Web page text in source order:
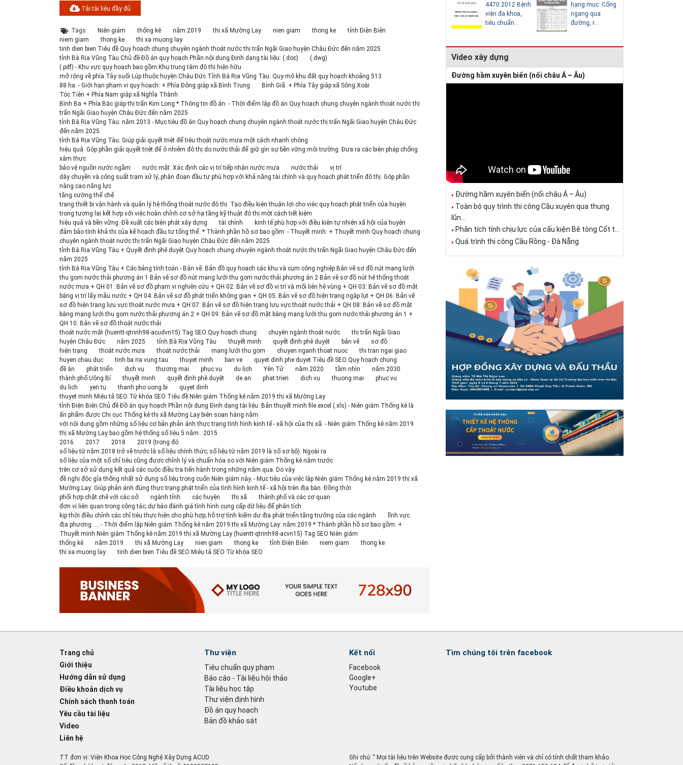
Tải tài liệu đầy đủ
Tags Niên giám thống kê năm 2019 thị xã Mường Lay nien giam thong ke
tỉnh Điện Biên
niem giam
thong ke
thi xa muong lay
tinh dien bien Tiêu đề Quy hoạch chung chuyên ngành thoát nước thị trấn Ngãi Giao huyện Châu Đức đến năm 2025
tỉnh Bà Rịa Vũng Tàu Chủ đề Đồ án quy hoạch Phần nội dung Định dạng tài liệu: (.doc)
(.dwg)
(.pdf) - Khu vực quy hoạch bao gồm Khu trung tâm đô thị hiện hữu
mở rộng về phía Tây suối Lúp thuộc huyện Châu Đức Tỉnh Bà Rịa Vũng Tàu. Quy mô khu đất quy hoạch khoảng 513
88 ha. - Giới hạn phạm vi quy hoạch: + Phía Đông giáp xã Bình Trung
Bình Giã. + Phía Tây giáp xã Sông Xoài
Tóc Tiên + Phía Nam giáp xã Nghĩa Thành
Bình Ba + Phía Bắc giáp thị trấn Kim Long * Thông tin đồ án: - Thời điểm lập đồ án Quy hoạch chung chuyên ngành thoát nước thị
trấn Ngãi Giao huyện Châu Đức đến năm 2025
tỉnh Bà Rịa Vũng Tàu: năm 2013 - Mục tiêu đồ án Quy hoạch chung chuyên ngành thoát nước thị trấn Ngãi Giao huyện Châu Đức
đến năm 2025
tỉnh Bà Rịa Vũng Tàu: Giúp giải quyết triệt để tiêu thoát nước mưa một cách nhanh chóng
hiệu quả. Góp phần giải quyết triệt để ô nhiễm đô thị do nước thải để giữ gìn sự bền vững môi trường. Đưa ra các biện pháp chống
xâm thực
bảo vệ nguồn nước ngầm
nước mặt. Xác định các vị trí tiếp nhận nước mưa nước thải
vị trí
dây chuyền và công suất trạm xử lý; phân đoạn đầu tư phù hợp với khả năng tài chính và quy hoạch phát triển đô thị. Góp phần
nâng cao năng lực
tăng cường thể chế
trang thiết bị vận hành và quản lý hệ thống thoát nước đô thị. Tạo điều kiện thuận lợi cho việc quy hoạch phát triển của huyện
trong tương lai kết hợp với việc hoàn chỉnh cơ sở hạ tầng kỹ thuật đô thị một cách tiết kiệm
hiệu quả và bền vững. Đề xuất các biện phát xây dựng
tài chính
kinh tế phù hợp với điều kiện tự nhiên xã hội của huyện
đảm bảo tính khả thi của kế hoạch đầu tư tổng thể. * Thành phần hồ sơ bao gồm: - Thuyết minh: + Thuyết minh Quy hoạch chung
chuyên ngành thoát nước thị trấn Ngãi Giao huyện Châu Đức đến năm 2025
tỉnh Bà Rịa Vũng Tàu + Quyết định phê duyệt Quy hoạch chung chuyên ngành thoát nước thị trấn Ngãi Giao huyện Châu Đức đến
năm 2025
tỉnh Bà Rịa Vũng Tàu + Các bảng tính toán - Bản vẽ: Bản đồ quy hoạch các khu và cụm công nghiệp Bản vẽ sơ đồ nút mạng lưới
thu gom nước thải phương án 1 Bản vẽ sơ đồ nút mạng lưới thu gom nước thải phương án 2 Bản vẽ sơ đồ nút hệ thống thoát
nước mưa + QH 01: Bản vẽ sơ đồ phạm vi nghiên cứu + QH 02: Bản vẽ sơ đồ vị trí và mối liên hệ vùng + QH 03: Bản vẽ sơ đồ mặt
bằng vị trí lấy mẫu nước + QH 04: Bản vẽ sơ đồ phát triển không gian + QH 05: Bản vẽ sơ đồ hiện trạng ngập lụt + QH 06: Bản vẽ
sơ đồ hiện trạng lưu vực thoát nước mưa + QH 07: Bản vẽ sơ đồ hiện trạng lưu vực thoát nước thải + QH 08: Bản vẽ sơ đồ mặt
bằng mạng lưới thu gom nước thải phương án 2 + QH 09: Bản vẽ sơ đồ mặt bằng mạng lưới thu gom nước thải phương án 1 +
QH 10: Bản vẽ sơ đồ thoát nước thải
thoát nước mặt (huentt-qtrinh98-acudvn15) Tag SEO Quy hoạch chung
chuyên ngành thoát nước
thị trấn Ngãi Giao
huyện Châu Đức
năm 2025 tỉnh Bà Rịa Vũng Tàu thuyết minh quyết định phê duyệt bản vẽ
sơ đồ
hiện trạng
thoát nước mưa thoát nước thải mạng lưới thu gom chuyen nganh thoat nuoc
thi tran ngai giao
huyen chau duc
tinh ba ria vung tau thuyet minh ban ve
quyet dinh phe duyet Tiêu đề SEO Quy hoạch chung
đề án
phát triển dịch vụ thương mại phục vụ du lịch Yên Tử năm 2020 tầm nhìn
năm 2030
thành phố Uông Bí
thuyết minh quyết định phê duyệt de an phat trien dich vu thuong mai
phuc vu
du lich
yen tu thanh pho uong bi
quyet dinh
thuyet minh Miêu tả SEO Từ khóa SEO Tiêu đề Niên giám Thống kê năm 2019 thị xã Mường Lay
tỉnh Điện Biên Chủ đề Đồ án quy hoạch Phần nội dung Định dạng tài liệu: Bản thuyết minh file excel (.xls) - Niên giám Thống kê là
ấn phẩm được Chi cục Thống kê thị xã Mường Lay biên soạn hàng năm
với nội dung gồm những số liệu cơ bản phản ánh thực trạng tình hình kinh tế - xã hội của thị xã. - Niên giám Thống kê năm 2019
thị xã Mường Lay bao gồm hệ thống số liệu 5 năm : 2015
2016
2017 2018
2019 (trong đó
số liệu từ năm 2018 trở về trước là số liệu chính thức; số liệu từ năm 2019 là số sơ bộ). Ngoài ra
số liệu của một số chỉ tiêu cũng được chỉnh lý và chuẩn hóa so với Niên giám Thống kê năm trước
trên cơ sở sử dụng kết quả các cuộc điều tra tiến hành trong những năm qua. Do vậy
đề nghị độc gỉa thống nhất sử dụng số liệu trong cuốn Niên giám này. - Mục tiêu của việc lập Niên giám Thống kê năm 2019 thị xã
Mường Lay: Giúp phản ánh đúng thực trạng phát triển của tình hình kinh tế - xã hội trên địa bàn. Đồng thời
phối hợp chặt chẽ với các sở
ngành tỉnh các huyện thị xã
thành phố và các cơ quan
đơn vị liên quan trong công tác; dự báo đánh giá tình hình cung cấp dữ liệu để phân tích
kịp thời điều chỉnh các chỉ tiêu thực hiện cho phù hợp; hỗ trợ tình kiếm dư địa phát triển tăng trưởng của các ngành
lĩnh vực
địa phương..... - Thời điểm lập Niên giám Thống kê năm 2019 thị xã Mường Lay: năm 2019 * Thành phần hồ sơ bao gồm: +
Thuyết minh Niên giám Thống kê năm 2019 thị xã Mường Lay (huentt-qtrinh98-acvn15) Tag SEO Niên giám
thống kê
năm 2019 thị xã Mường Lay nien giam thong ke tỉnh Điện Biên niem giam
thong ke
thi xa muong lay
tinh dien bien Tiêu đề SEO Miêu tả SEO Từ khóa SEO
Thiết kế nhà siêu nhỏ
độc đáo
4470:2012 Bệnh
viện đa khoa,
tiêu chuẩn...
hạng mục: Cống
ngang qua
đường, r...
Video xây dựng
Đường hầm xuyên biển (nối châu Á – Âu)
Đường hầm xuyên biển (nối châu Á – Âu)
Toàn bộ quy trình thi công Cầu xuyên qua thung
lũn...
Phân tích tính chịu lực của cấu kiện Bê tông Cốt t...
Quá trình thi công Cầu Rồng - Đà Nẵng
Trang chủ
Giới thiệu
Hướng dẫn sử dụng
Điều khoản dịch vụ
Chính sách thanh toán
Yêu cầu tài liệu
Video
Liên hệ
Thư viện
Tiêu chuẩn quy phạm
Báo cáo - Tài liệu hội thảo
Tài liệu học tập
Thư viện định hình
Đồ án quy hoạch
Bản đồ khảo sát
Kết nối
Facebook
Google+
Youtube
Tìm chúng tôi trên facebook
TT đơn vị: Viện Khoa Học Công Nghệ Xây Dựng ACUD
Ghi chú: " Mọi tài liệu trên Website được cung cấp bởi thành viên và chỉ có tính chất tham khảo.